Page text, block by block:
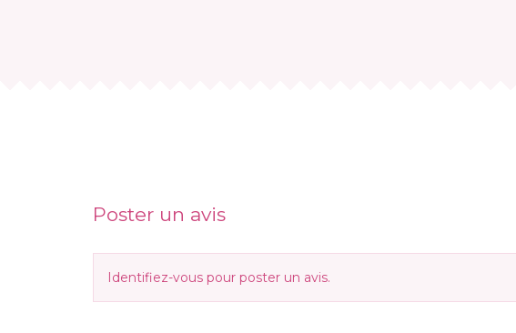
Poster un avis
Identifiez-vous pour poster un avis.